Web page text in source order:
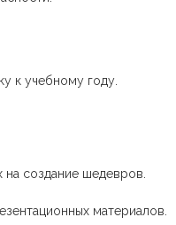
к учебному году.
создание шедевров.
материалов.